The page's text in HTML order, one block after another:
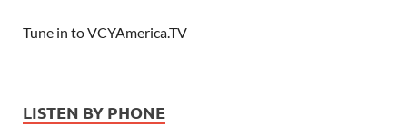
Tune in to VCYAmerica.TV
LISTEN BY PHONE